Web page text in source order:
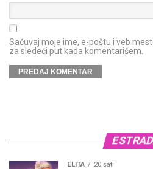
Sačuvaj moje ime, e-poštu i veb
za sledeći put kada komentarišem.
ELITA 20 sati